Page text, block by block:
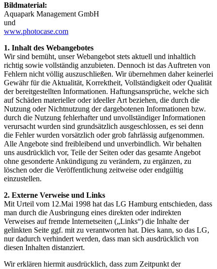
Bildmaterial:
Aquapark Management GmbH
und
www.photocase.com
1. Inhalt des Webangebotes
Wir sind bemüht, unser Webangebot stets aktuell und inhaltlich
richtig sowie vollständig anzubieten. Dennoch ist das Auftreten von
Fehlern nicht völlig auszuschließen. Wir übernehmen daher keinerlei
Gewähr für die Aktualität, Korrektheit, Vollständigkeit oder Qualität
der bereitgestellten Informationen. Haftungsansprüche, welche sich
auf Schäden materieller oder ideeller Art beziehen, die durch die
Nutzung oder Nichtnutzung der dargebotenen Informationen bzw.
durch die Nutzung fehlerhafter und unvollständiger Informationen
verursacht wurden sind grundsätzlich ausgeschlossen, es sei denn
die Fehler wurden vorsätzlich oder grob fahrlässig aufgenommen.
Alle Angebote sind freibleibend und unverbindlich. Wir behalten
uns ausdrücklich vor, Teile der Seiten oder das gesamte Angebot
ohne gesonderte Ankündigung zu verändern, zu ergänzen, zu
löschen oder die Veröffentlichung zeitweise oder endgültig
einzustellen.
2. Externe Verweise und Links
Mit Urteil vom 12.Mai 1998 hat das LG Hamburg entschieden, dass
man durch die Ausbringung eines direkten oder indirekten
Verweises auf fremde Internetseiten („Links“) die Inhalte der
gelinkten Seite ggf. mit zu verantworten hat. Dies kann, so das LG,
nur dadurch verhindert werden, dass man sich ausdrücklich von
diesen Inhalten distanziert.
Wir erklären hiermit ausdrücklich, dass zum Zeitpunkt der